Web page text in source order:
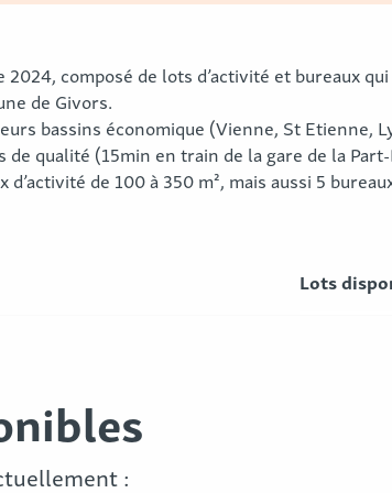
composé de lots d’activité et bureaux
de Givors.
bassins économique (Vienne, St Etienne,
de qualité (15min en train de la gare de la
d’activité de 100 à 350 m², mais aussi 5
Lots
: